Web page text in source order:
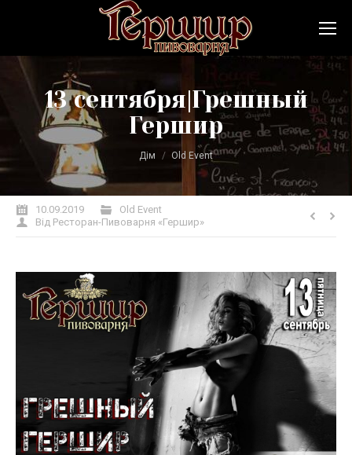
13 сентября|Грешный
Гершир
Дім Old Event
10.09.2019
Old Event
Від Ресторан-Пивоварня «Гершир»